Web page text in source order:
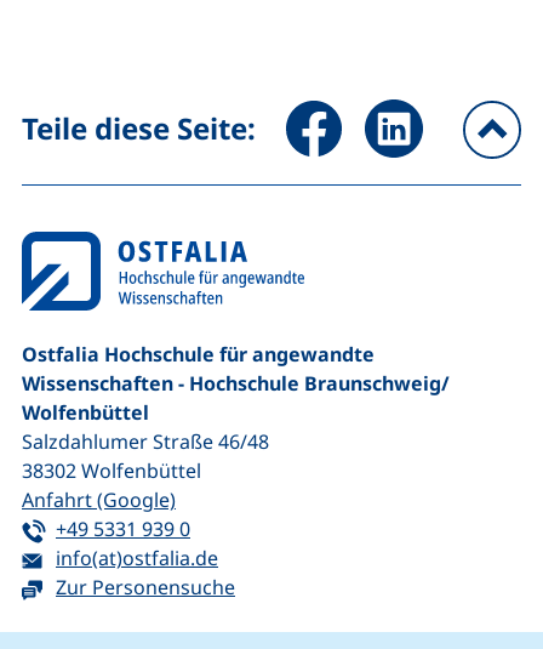
Teile diese Seite: Seite über Facebook teilen
Seite über
Ostfalia Hochschule für angewandte
Wissenschaften - Hochschule Braunschweig/​
Wolfenbüttel
Salzdahlumer Straße 46/48
38302Wolfenbüttel
Anfahrt (Google)(externer Link, öffnet neues Fenster)
Tel:
+49 5331 939 0(startet einen Telefonanruf, wenn Ihr
E-Mail:
info(at)ostfalia.de(öffnet Ihr E-Mail-Programm)
Zur Personensuche